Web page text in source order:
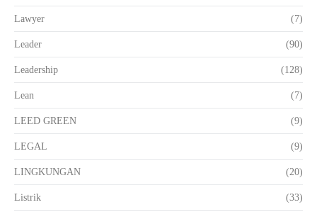
Lawyer (7)
Leader (90)
Leadership (128)
Lean (7)
LEED GREEN (9)
LEGAL (9)
LINGKUNGAN (20)
Listrik (33)